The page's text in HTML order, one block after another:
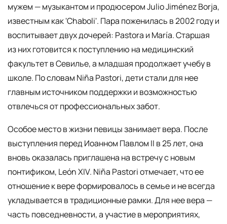
мужем — музыкантом и продюсером Julio Jiménez Borja,
известным как 'Chaboli'. Пара поженилась в 2002 году и
воспитывает двух дочерей: Pastora и María. Старшая
из них готовится к поступлению на медицинский
факультет в Севилье, а младшая продолжает учебу в
школе. По словам Niña Pastori, дети стали для нее
главным источником поддержки и возможностью
отвлечься от профессиональных забот.
Особое место в жизни певицы занимает вера. После
выступления перед Иоанном Павлом II в 25 лет, она
вновь оказалась приглашена на встречу с новым
понтификом, León XIV. Niña Pastori отмечает, что ее
отношение к вере формировалось в семье и не всегда
укладывается в традиционные рамки. Для нее вера —
часть повседневности, а участие в мероприятиях,